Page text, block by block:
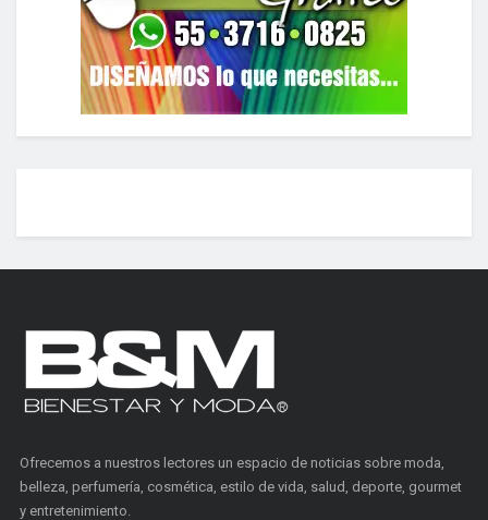
Ofrecemos a nuestros lectores un espacio de noticias sobre moda,
belleza, perfumería, cosmética, estilo de vida, salud, deporte, gourmet
y entretenimiento.